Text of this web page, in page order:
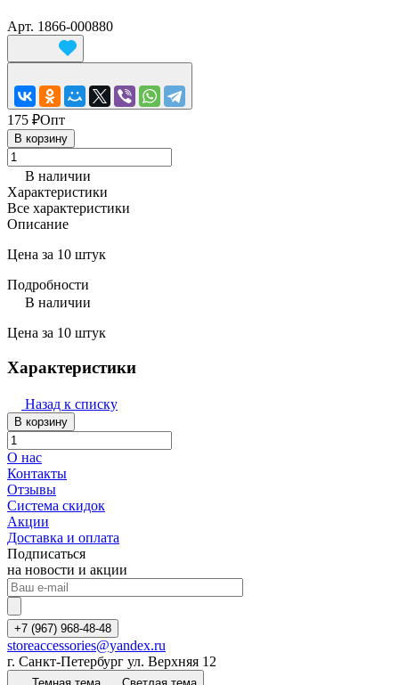
Арт. 1866-000880
175 ₽Опт
В корзину
В наличии
Характеристики
Все характеристики
Описание
Цена за 10 штук
Подробности
В наличии
Цена за 10 штук
Характеристики
Назад к списку
В корзину
О нас
Контакты
Отзывы
Система скидок
Акции
Доставка и оплата
Подписаться
на новости и акции
+7 (967) 968-48-48
storeaccessories@yandex.ru
г. Санкт-Петербург ул. Верхняя 12